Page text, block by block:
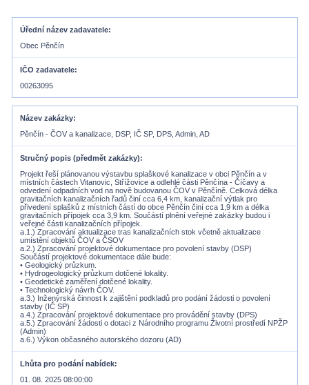
Úřední název zadavatele
Obec Pěnčín
IČO zadavatele
00263095
Název zakázky
Pěnčín - ČOV a kanalizace, DSP, IČ SP, DPS, Admin, AD
Stručný popis (předmět zakázky)
Projekt řeší plánovanou výstavbu splaškové kanalizace v obci Pěnčín a v
místních částech Vitanovic, Střížovice a odlehlé části Pěnčína - Číčavy a
odvedení odpadních vod na nově budovanou ČOV v Pěnčíně. Celková délka
gravitačních kanalizačních řadů činí cca 6,4 km, kanalizační výtlak pro
přivedení splašků z místních částí do obce Pěnčín činí cca 1,9 km a délka
gravitačních přípojek cca 3,9 km. Součástí plnění veřejné zakázky budou i
veřejné části kanalizačních přípojek.
a.1.) Zpracování aktualizace tras kanalizačních stok včetně aktualizace
umístění objektů ČOV a ČSOV
a.2.) Zpracování projektové dokumentace pro povolení stavby (DSP)
Součástí projektové dokumentace dále bude:
• Geologický průzkum.
• Hydrogeologický průzkum dotčené lokality.
• Geodetické zaměření dotčené lokality.
• Technologický návrh ČOV.
a.3.) Inženýrská činnost k zajištění podkladů pro podání žádosti o povolení
stavby (IČ SP)
a.4.) Zpracování projektové dokumentace pro provádění stavby (DPS)
a.5.) Zpracování žádosti o dotaci z Národního programu Životní prostředí NPŽP
(Admin)
a.6.) Výkon občasného autorského dozoru (AD)
Lhůta pro podání nabídek
01. 08. 2025 08:00:00